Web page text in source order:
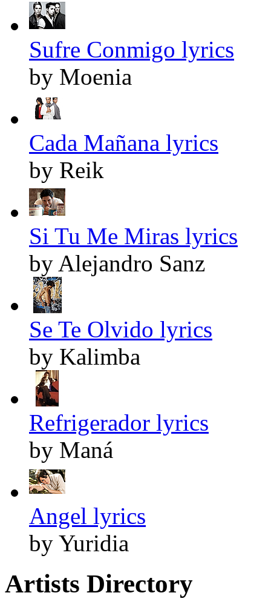
Sufre Conmigo lyrics
by Moenia
Cada Mañana lyrics
by Reik
Si Tu Me Miras lyrics
by Alejandro Sanz
Se Te Olvido lyrics
by Kalimba
Refrigerador lyrics
by Maná
Angel lyrics
by Yuridia
Artists Directory